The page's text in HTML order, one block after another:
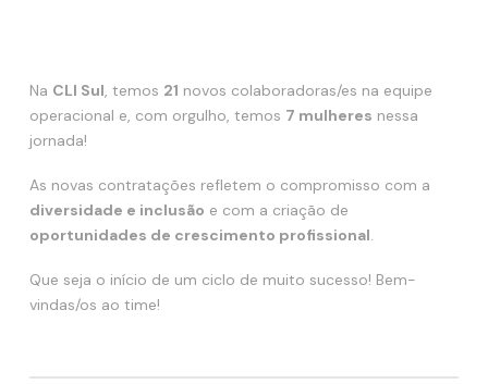
Na CLI Sul, temos 21 novos colaboradoras/es na equipe
operacional e, com orgulho, temos 7 mulheres nessa
jornada!
As novas contratações refletem o compromisso com a
diversidade e inclusão e com a criação de
oportunidades de crescimento profissional.
Que seja o início de um ciclo de muito sucesso! Bem-
vindas/os ao time!